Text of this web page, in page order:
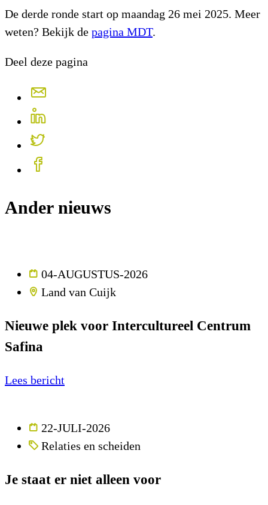
De derde ronde start op maandag 26 mei 2025. Meer
weten? Bekijk de pagina MDT.
Deel deze pagina
Ander nieuws
04-AUGUSTUS-2026
Land van Cuijk
Nieuwe plek voor Intercultureel Centrum
Safina
Lees bericht
22-JULI-2026
Relaties en scheiden
Je staat er niet alleen voor